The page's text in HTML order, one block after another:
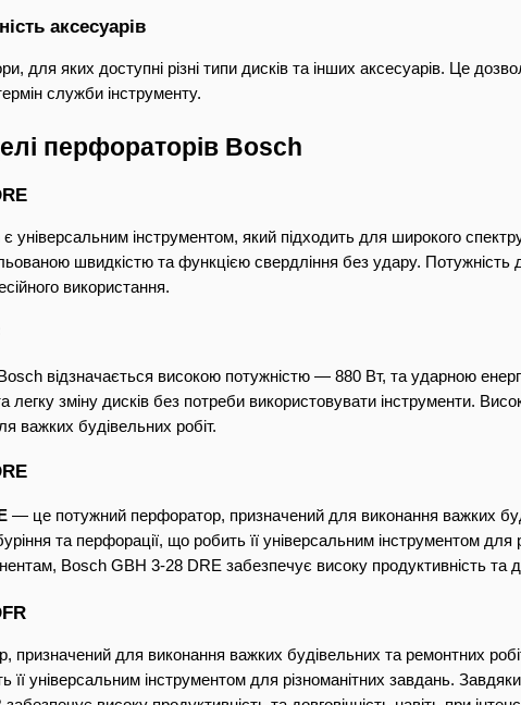
аксесуарів
для яких доступні різні типи дисків та інших аксесуарів. Це
служби інструменту.
перфораторів Bosch
універсальним інструментом, який підходить для широкого
швидкістю та функцією свердління без удару. Потужність
використання.
відзначається високою потужністю — 880 Вт, та ударною
легку зміну дисків без потреби використовувати інструменти.
важких будівельних робіт.
— це потужний перфоратор, призначений для виконання важких
та перфорації, що робить її універсальним інструментом
Bosch GBH 3-28 DRE забезпечує високу продуктивність та
призначений для виконання важких будівельних та ремонтних
її універсальним інструментом для різноманітних завдань.